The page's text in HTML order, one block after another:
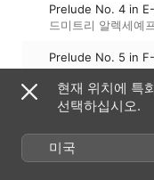
Prelude No. 4 in
드미트리 알렉세예프
Prelude No. 5 in
드미트리 알렉세예
2021년 11월 26일
5개 트랙 · 7분
℗ 2021 Brilliant
현재 위치에 특
선택하십시오.
미국